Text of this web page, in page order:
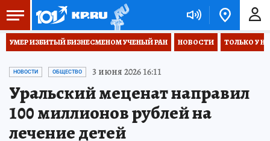
УМЕР ИЗБИТЫЙ БИЗНЕСМЕНОМ УЧЕНЫЙ РАН НОВОСТИ ТОЛЬКО У
НОВОСТИ ОБЩЕСТВО 3 июня 2026 16:11
Уральский меценат направил
100 миллионов рублей на
лечение детей